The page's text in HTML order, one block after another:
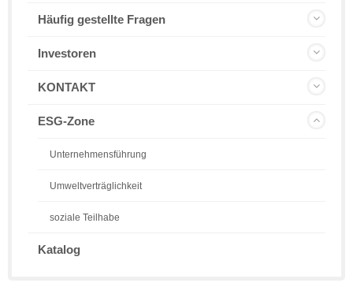
Häufig gestellte Fragen
Investoren
KONTAKT
ESG-Zone
Unternehmensführung
Umweltverträglichkeit
soziale Teilhabe
Katalog